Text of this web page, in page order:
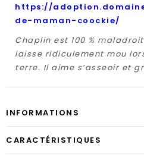
https://
de-maman-coockie/
Chaplin est 100 %
laisse ridiculement mou
terre. Il aime s’asseoir et
INFORMATIONS
CARACTÉRISTIQUES